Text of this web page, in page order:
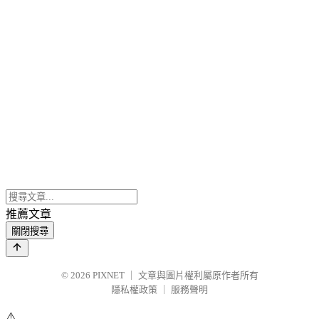
推薦文章
關閉搜尋
© 2026 PIXNET
文章與圖片權利屬原作者所有
隱私權政策
服務聲明
⚠️